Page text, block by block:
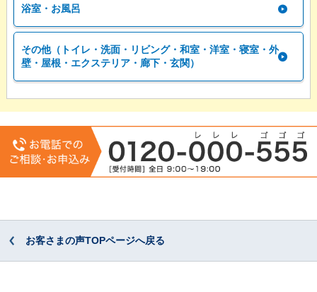
浴室・お風呂
その他（トイレ・洗面・リビング・和室・洋室・寝室・外
壁・屋根・エクステリア・廊下・玄関）
お客さまの声TOPページへ戻る